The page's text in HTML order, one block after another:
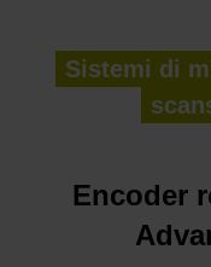
Sistemi di
Encoder